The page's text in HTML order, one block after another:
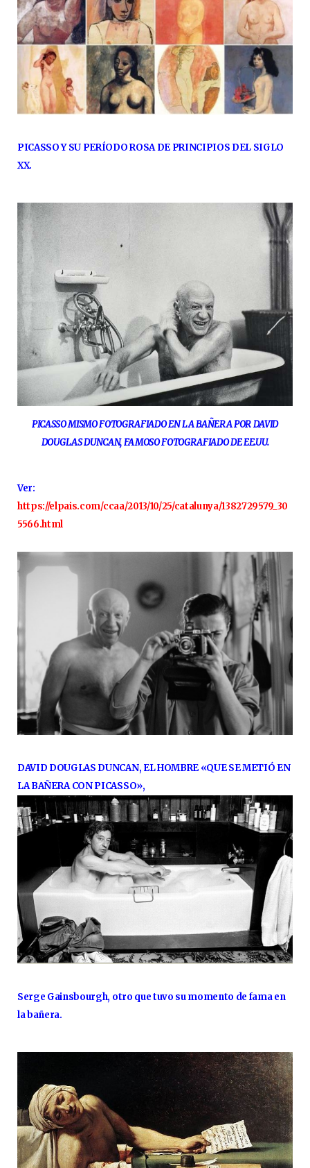
PICASSO Y SU PERÍODO ROSA DE PRINCIPIOS DEL SIGLO
XX.
PICASSO MISMO FOTOGRAFIADO EN LA BAÑERA POR DAVID
DOUGLAS DUNCAN, FAMOSO FOTOGRAFIADO DE EE.UU.
Ver:
https://elpais.com/ccaa/2013/10/25/catalunya/1382729579_30
5566.html
DAVID DOUGLAS DUNCAN, EL HOMBRE «QUE SE METIÓ EN
LA BAÑERA CON PICASSO»,
Serge Gainsbourgh, otro que tuvo su momento de fama en
la bañera.